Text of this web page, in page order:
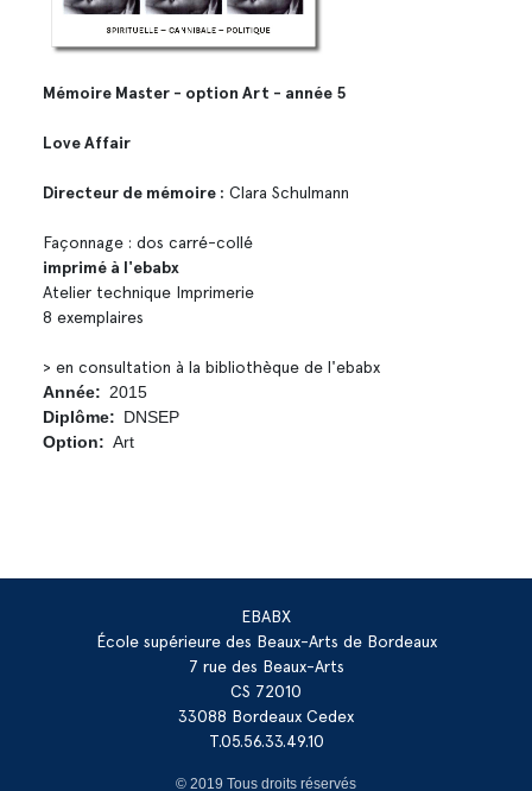
​​​​​​​Mémoire Master - option Art - année 5
Love Affair
Directeur de mémoire : Clara Schulmann
Façonnage : dos carré-collé
imprimé à l'ebabx
Atelier technique Imprimerie
8 exemplaires
> en consultation à la bibliothèque de l'ebabx
Année
2015
Diplôme
DNSEP
Option
Art
EBABX
École supérieure des Beaux-Arts de Bordeaux
7 rue des Beaux-Arts
CS 72010
33088 Bordeaux Cedex
T.05.56.33.49.10
© 2019 Tous droits réservés